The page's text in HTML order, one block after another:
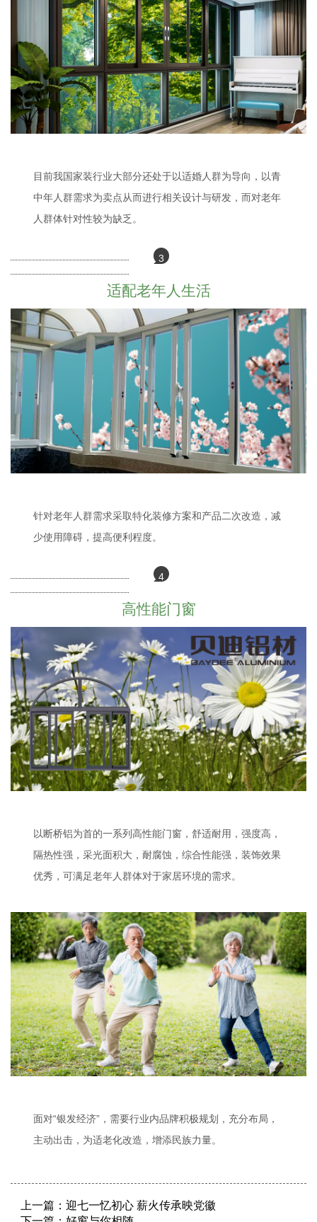
目前我国家装行业大部分还处于以适婚人群为导向，以青
中年人群需求为卖点从而进行相关设计与研发，而对老年
人群体针对性较为缺乏。
3
适配老年人生活
针对老年人群需求采取特化装修方案和产品二次改造，减
少使用障碍，提高便利程度。
4
高性能门窗
以断桥铝为首的一系列高性能门窗，舒适耐用，强度高，
隔热性强，采光面积大，耐腐蚀，综合性能强，装饰效果
优秀，可满足老年人群体对于家居环境的需求。
面对“银发经济”，需要行业内品牌积极规划，充分布局，
主动出击，为适老化改造，增添民族力量。
上一篇： 迎七一忆初心 薪火传承映党徽